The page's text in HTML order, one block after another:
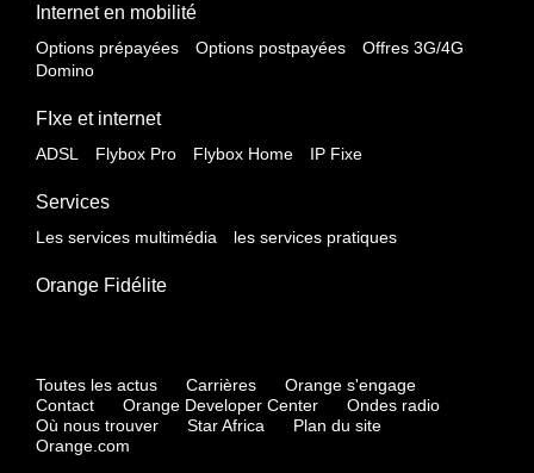
Internet en mobilité
Options prépayées Options postpayées
Offres 3G/4G
Domino
FIxe et internet
ADSL Flybox Pro Flybox Home IP Fixe
Services
Les services multimédia les services pratiques
Orange Fidélite
Toutes les actus Carrières
Orange s'engage
Contact
Orange Developer Center
Ondes radio
Où nous trouver
Star Africa
Plan du site
Orange.com